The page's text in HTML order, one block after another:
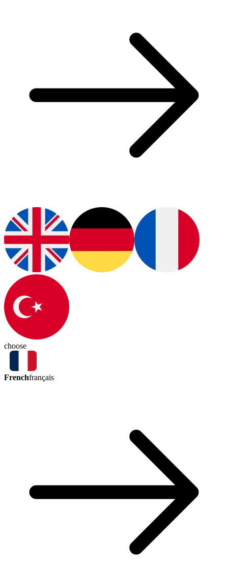
choose
Frenchfrançais